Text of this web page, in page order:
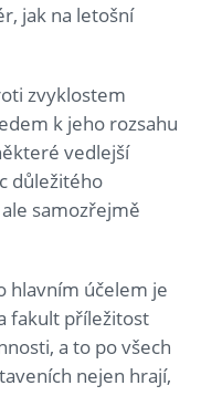
jak na letošní
zvyklostem
k jeho rozsahu
vedlejší
důležitého
ale samozřejmě
hlavním účelem je
fakult příležitost
a to po všech
nejen hrají,